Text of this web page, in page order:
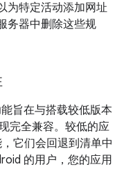
为特定活动添加网址
务器中删除这些规
旨在与搭载较低版本
完全兼容。较低的应
它们会回退到清单中
的用户，您的应用